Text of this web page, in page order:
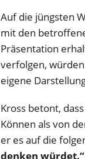
Auf die jüngsten
mit den
Präsentation
verfolgen,
eigene
Kross betont,
Können als von
er es auf die
denken würdet.“